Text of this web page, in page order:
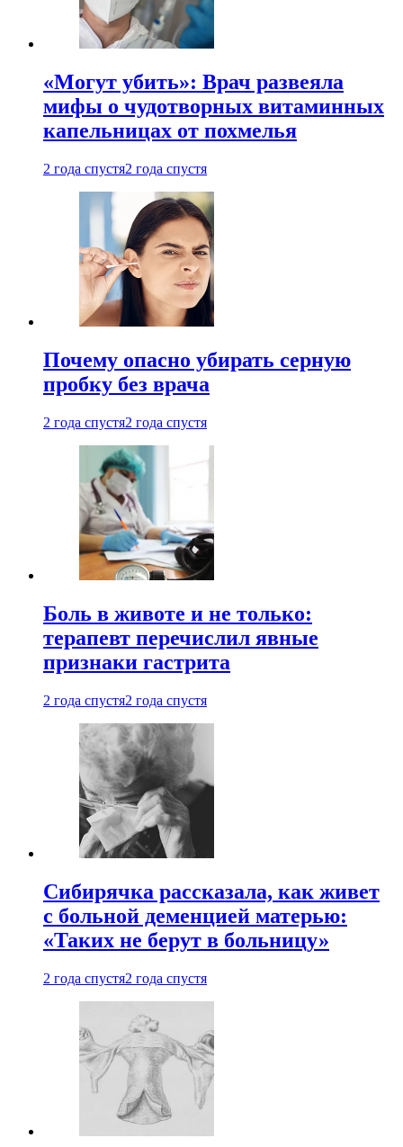
«Могут убить»: Врач развеяла
мифы о чудотворных витаминных
капельницах от похмелья
2 года спустя2 года спустя
Почему опасно убирать серную
пробку без врача
2 года спустя2 года спустя
Боль в животе и не только:
терапевт перечислил явные
признаки гастрита
2 года спустя2 года спустя
Сибирячка рассказала, как живет
с больной деменцией матерью:
«Таких не берут в больницу»
2 года спустя2 года спустя